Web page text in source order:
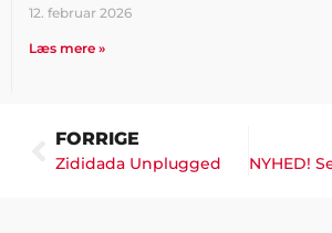
12. februar 2026
Læs mere »
FORRIGE
Zididada Unplugged